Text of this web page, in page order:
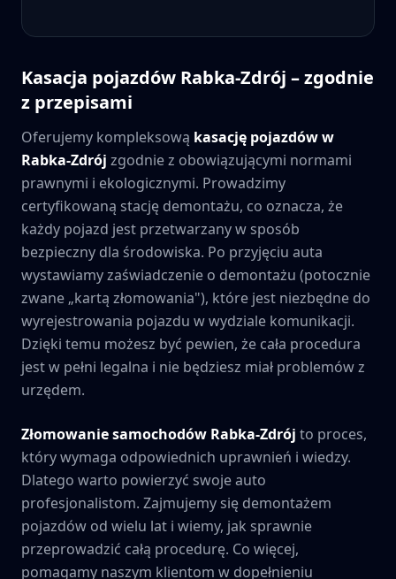
Kasacja pojazdów Rabka-Zdrój – zgodnie
z przepisami
Oferujemy kompleksową kasację pojazdów w
Rabka-Zdrój zgodnie z obowiązującymi normami
prawnymi i ekologicznymi. Prowadzimy
certyfikowaną stację demontażu, co oznacza, że
każdy pojazd jest przetwarzany w sposób
bezpieczny dla środowiska. Po przyjęciu auta
wystawiamy zaświadczenie o demontażu (potocznie
zwane „kartą złomowania"), które jest niezbędne do
wyrejestrowania pojazdu w wydziale komunikacji.
Dzięki temu możesz być pewien, że cała procedura
jest w pełni legalna i nie będziesz miał problemów z
urzędem.
Złomowanie samochodów Rabka-Zdrój to proces,
który wymaga odpowiednich uprawnień i wiedzy.
Dlatego warto powierzyć swoje auto
profesjonalistom. Zajmujemy się demontażem
pojazdów od wielu lat i wiemy, jak sprawnie
przeprowadzić całą procedurę. Co więcej,
pomagamy naszym klientom w dopełnieniu